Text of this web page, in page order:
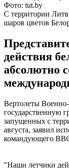
Фото: tut.by
С территории
шаров цветов
действия
абсолютно
Вертолеты
государственную
запущенных с
августа, заявил
командующего
"Наши летчики